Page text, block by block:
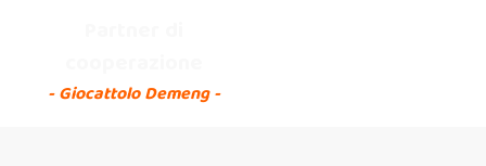
- Giocattolo Demeng -